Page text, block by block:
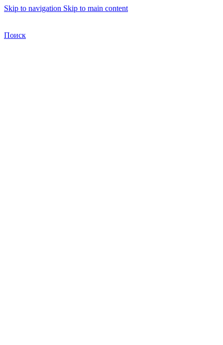
Skip to navigation Skip to main content
Поиск